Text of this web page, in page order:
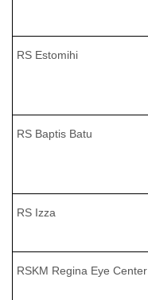
RS Estomihi
RS Baptis Batu
RS Izza
RSKM Regina Eye Center